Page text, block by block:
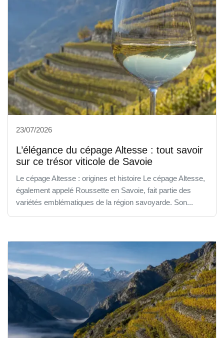
23/07/2026
L’élégance du cépage Altesse : tout savoir
sur ce trésor viticole de Savoie
Le cépage Altesse : origines et histoire Le cépage Altesse,
également appelé Roussette en Savoie, fait partie des
variétés emblématiques de la région savoyarde. Son...